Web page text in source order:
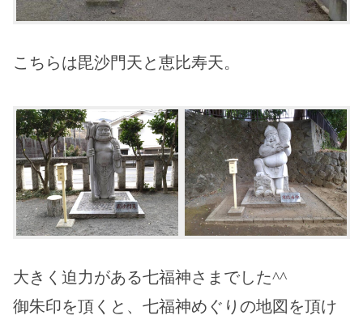
こちらは毘沙門天と恵比寿天。
大きく迫力がある七福神さまでした^^
御朱印を頂くと、七福神めぐりの地図を頂け